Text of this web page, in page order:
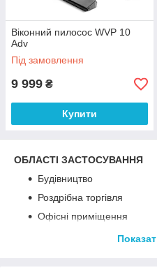
Віконний пилосос WVP 10
Adv
Під замовлення
9 999 ₴
Купити
ОБЛАСТІ ЗАСТОСУВАННЯ
Будівництво
Роздрібна торгівля
Офісні приміщення